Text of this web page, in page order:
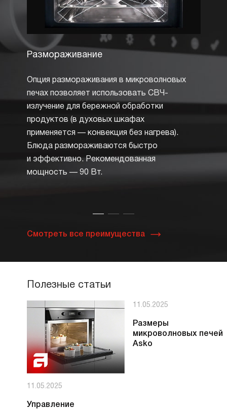
Размораживание
Опция размораживания в микроволновых
печах позволяет использовать СВЧ-
излучение для бережной обработки
продуктов (в духовых шкафах
применяется — конвекция без нагрева).
Блюда размораживаются быстро
и эффективно. Рекомендованная
мощность — 90 Вт.
Смотреть все преимущества
Полезные статьи
11.05.2025
Управление
11.05.2025
Размеры
микроволновых печей
Asko